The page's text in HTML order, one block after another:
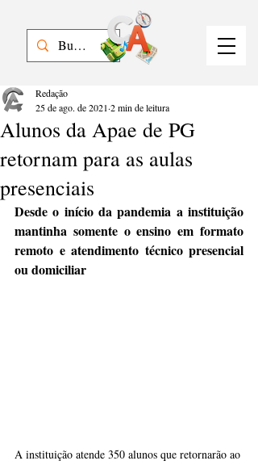
Alunos da Apae de PG
retornam para as aulas
presenciais
Redação
25 de ago. de 2021 2 min de leitura
Desde o início da pandemia a instituição
mantinha somente o ensino em formato
remoto e atendimento técnico presencial
ou domiciliar
A instituição atende 350 alunos que retornarão ao